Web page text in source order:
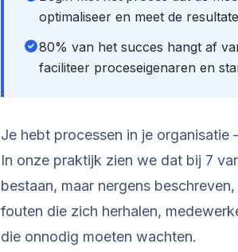
optimaliseer en meet de
80% van het succes hangt af
faciliteer proceseigenaren en
Je hebt processen in je
In onze praktijk zien we dat bij 7
bestaan, maar nergens
fouten die zich herhalen,
die onnodig moeten wachten.